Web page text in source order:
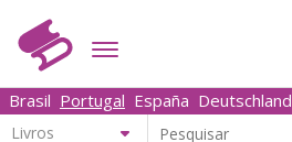
Brasil Portugal España Deutschland